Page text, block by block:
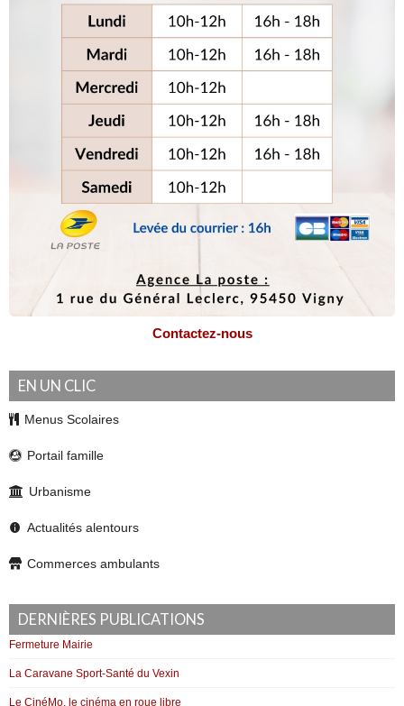
Contactez-nous
EN UN CLIC
Menus Scolaires
Portail famille
Urbanisme
Actualités alentours
Commerces ambulants
DERNIÈRES PUBLICATIONS
Fermeture Mairie
La Caravane Sport-Santé du Vexin
Le CinéMo, le cinéma en roue libre